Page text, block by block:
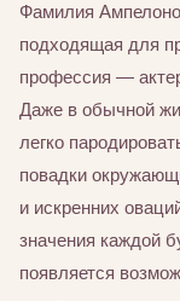
Фамилия
подходящая для
профессия —
Даже в обычной
легко
повадки
и искренних
значения каждой
появляется